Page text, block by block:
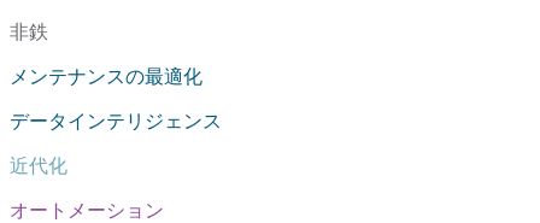
非鉄
メンテナンスの最適化
データインテリジェンス
近代化
オートメーション